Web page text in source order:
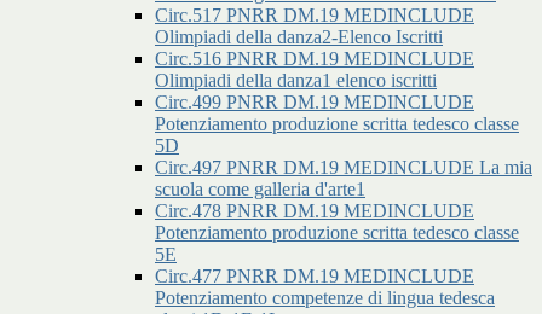
Circ.517 PNRR DM.19 MEDINCLUDE
Olimpiadi della danza2-Elenco Iscritti
Circ.516 PNRR DM.19 MEDINCLUDE
Olimpiadi della danza1 elenco iscritti
Circ.499 PNRR DM.19 MEDINCLUDE
Potenziamento produzione scritta tedesco classe
5D
Circ.497 PNRR DM.19 MEDINCLUDE La mia
scuola come galleria d'arte1
Circ.478 PNRR DM.19 MEDINCLUDE
Potenziamento produzione scritta tedesco classe
5E
Circ.477 PNRR DM.19 MEDINCLUDE
Potenziamento competenze di lingua tedesca